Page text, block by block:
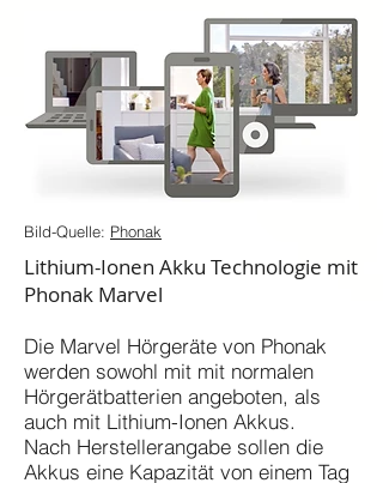
Bild-Quelle: Phonak
Lithium-Ionen Akku Technologie mit
Phonak Marvel
Die Marvel Hörgeräte von Phonak
werden sowohl mit mit normalen
Hörgerätbatterien angeboten, als
auch mit Lithium-Ionen Akkus.
Nach Herstellerangabe sollen die
Akkus eine Kapazität von einem Tag